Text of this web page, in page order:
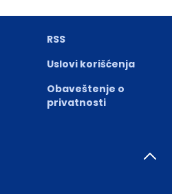
RSS
Uslovi korišćenja
Obaveštenje o
privatnosti